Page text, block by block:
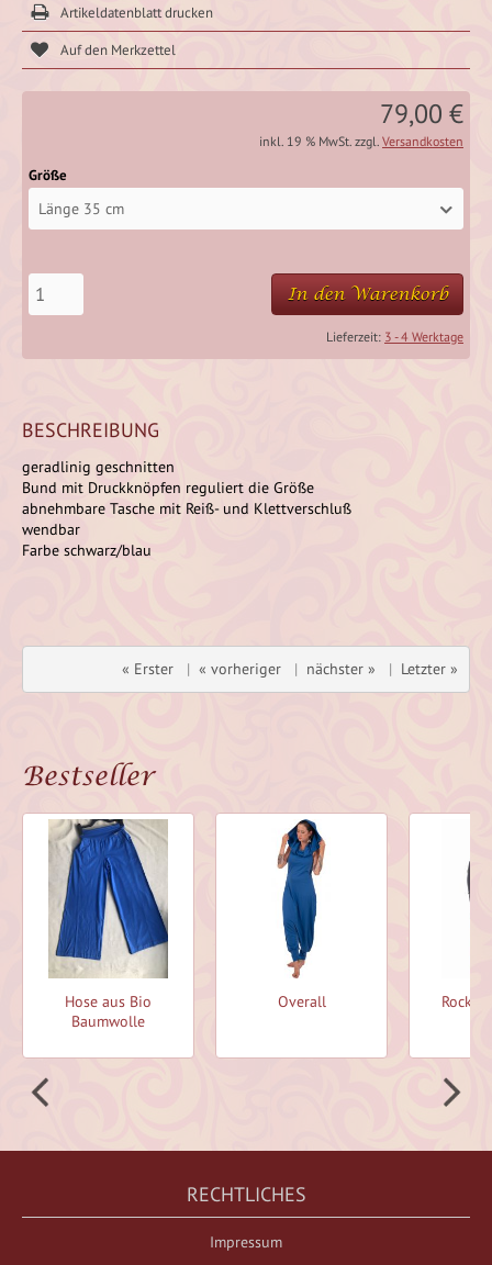
Artikeldatenblatt drucken
79,00 €
inkl. 19 % MwSt. zzgl. Versandkosten
Größe
Länge 35 cm
In den Warenkorb
Lieferzeit: 3 - 4 Werktage
BESCHREIBUNG
geradlinig geschnitten
Bund mit Druckknöpfen reguliert die Größe
abnehmbare Tasche mit Reiß- und Klettverschluß
wendbar
Farbe schwarz/blau
« Erster | « vorheriger | nächster » | Letzter »
Bestseller
Hose aus Bio
Baumwolle
Overall Rock
RECHTLICHES
Impressum